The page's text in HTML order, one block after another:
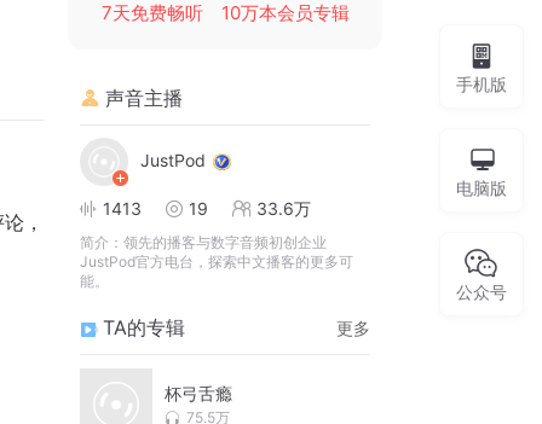
，
7天免费畅听
10万本会员专辑
声音主播
JustPod
1413 19 33.6万
简介： 领先的播客与数字音频初创企业
JustPod官方电台，探索中文播客的更多可
能。
TA的专辑 更多
杯弓舌瘾
75.5万
手机版
电脑版
公众号